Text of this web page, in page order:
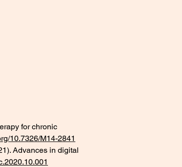
for chronic
10.7326/M14-2841
Advances in digital